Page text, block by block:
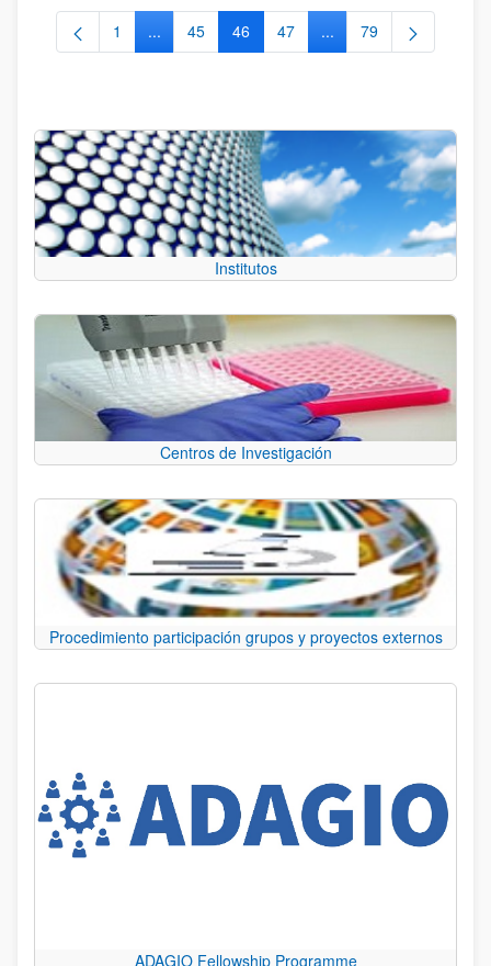
Página
1 ...Páginas intermedias Use TAB para desplazarse.
Página
45 Página
46 Página
47 ...Páginas intermedias
Página
79
Institutos
Centros de Investigación
Procedimiento participación grupos y proyectos externos
ADAGIO Fellowship Programme